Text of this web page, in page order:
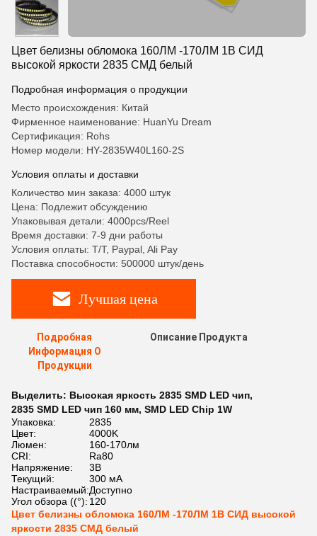
Цвет белизны обломока 160ЛМ -170ЛМ 1В СИД
высокой яркости 2835 СМД белый
Подробная информация о продукции
Место происхождения: Китай
Фирменное наименование: HuanYu Dream
Сертификация: Rohs
Номер модели: HY-2835W40L160-2S
Условия оплаты и доставки
Количество мин заказа: 4000 штук
Цена: Подлежит обсуждению
Упаковывая детали: 4000pcs/Reel
Время доставки: 7-9 дни работы
Условия оплаты: T/T, Paypal, Ali Pay
Поставка способности: 500000 штук/день
Лучшая цена
Подробная
Информация О
Продукции
Описание Продукта
Выделить: Высокая яркость 2835 SMD LED чип,
2835 SMD LED чип 160 мм, SMD LED Chip 1W
Упаковка:
2835
Цвет:
4000K
Люмен:
160-170лм
CRI:
Ra80
Напряжение:
3В
Текущий:
300 мА
Настраиваемый:Доступно
Угол обзора ((°): 120
Цвет белизны обломока 160ЛМ -170ЛМ 1В СИД высокой
яркости 2835 СМД белый